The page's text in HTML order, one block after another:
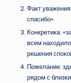
Факт
спасибо».
Конкретика:
всем
решения
Пожелание:
рядом с